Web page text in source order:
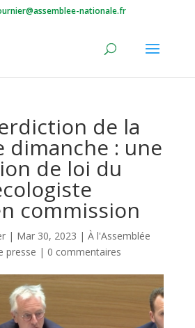
nationale.fr
de la
dimanche : une
de loi du
commission
| Mar 30, 2023 | À l'Assemblée
presse | 0 commentaires